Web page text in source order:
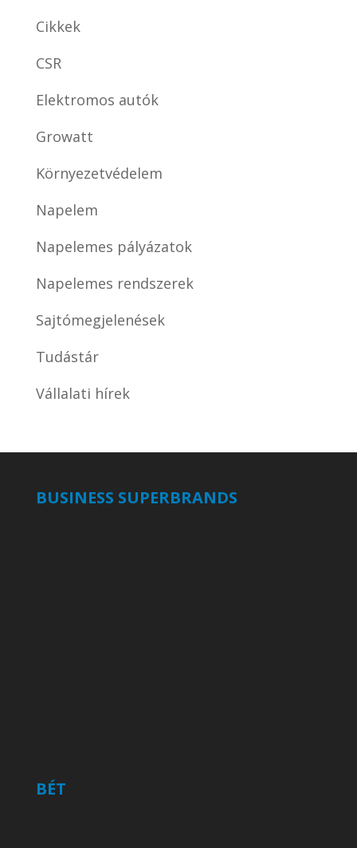
Cikkek
CSR
Elektromos autók
Growatt
Környezetvédelem
Napelem
Napelemes pályázatok
Napelemes rendszerek
Sajtómegjelenések
Tudástár
Vállalati hírek
BUSINESS SUPERBRANDS
BÉT